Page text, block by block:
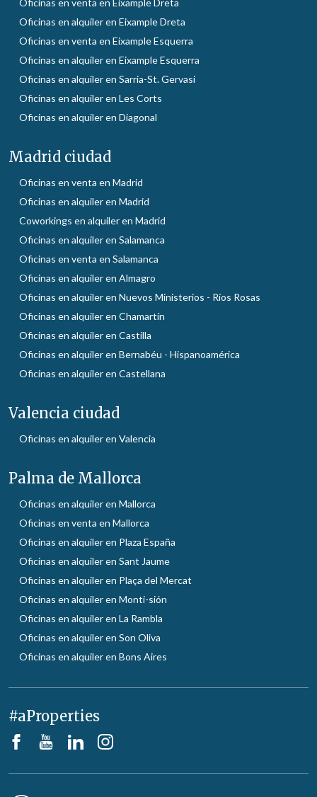
Oficinas en alquiler en Eixample Dreta
Oficinas en venta en Eixample Esquerra
Oficinas en alquiler en Eixample Esquerra
Oficinas en alquiler en Sarria-St. Gervasi
Oficinas en alquiler en Les Corts
Oficinas en alquiler en Diagonal
Madrid ciudad
Oficinas en venta en Madrid
Oficinas en alquiler en Madrid
Coworkings en alquiler en Madrid
Oficinas en alquiler en Salamanca
Oficinas en venta en Salamanca
Oficinas en alquiler en Almagro
Oficinas en alquiler en Nuevos Ministerios - Ríos Rosas
Oficinas en alquiler en Chamartín
Oficinas en alquiler en Castilla
Oficinas en alquiler en Bernabéu - Hispanoamérica
Oficinas en alquiler en Castellana
Valencia ciudad
Oficinas en alquiler en Valencia
Palma de Mallorca
Oficinas en alquiler en Mallorca
Oficinas en venta en Mallorca
Oficinas en alquiler en Plaza España
Oficinas en alquiler en Sant Jaume
Oficinas en alquiler en Plaça del Mercat
Oficinas en alquiler en Monti-sión
Oficinas en alquiler en La Rambla
Oficinas en alquiler en Son Oliva
Oficinas en alquiler en Bons Aires
#aProperties